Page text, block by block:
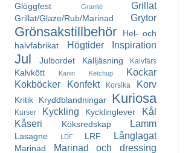
Glöggfest Granité Grillat
Grillat/Glaze/Rub/Marinad Grytor
Grönsakstillbehör
Hel- och
halvfabrikat
Högtider Inspiration
Jul Julbordet Kalljäsning Kalvfärs
Kalvkött Kanin Ketchup
Kockar
Kokböcker
Konfekt Korsika Korv
Kritik Kryddblandningar Kuriosa
Kurser Kyckling Kycklinglever
Kål
Kåseri
Köksredskap Lamm
Lasagne LDF LRF Långlagat
Marinad Marinad och dressing